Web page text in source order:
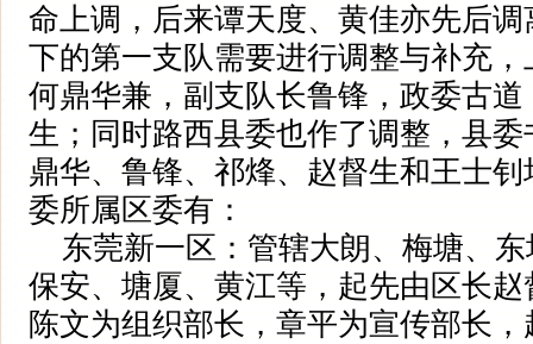
命上调，后来谭天度、黄佳亦先后
下的第一支队需要进行调整与补充
何鼎华兼，副支队长鲁锋，政委古
生；同时路西县委也作了调整，县
鼎华、鲁锋、祁烽、赵督生和王士
委所属区委有：
东莞新一区：管辖大朗、梅塘、东
保安、塘厦、黄江等，起先由区长
陈文为组织部长，章平为宣传部长